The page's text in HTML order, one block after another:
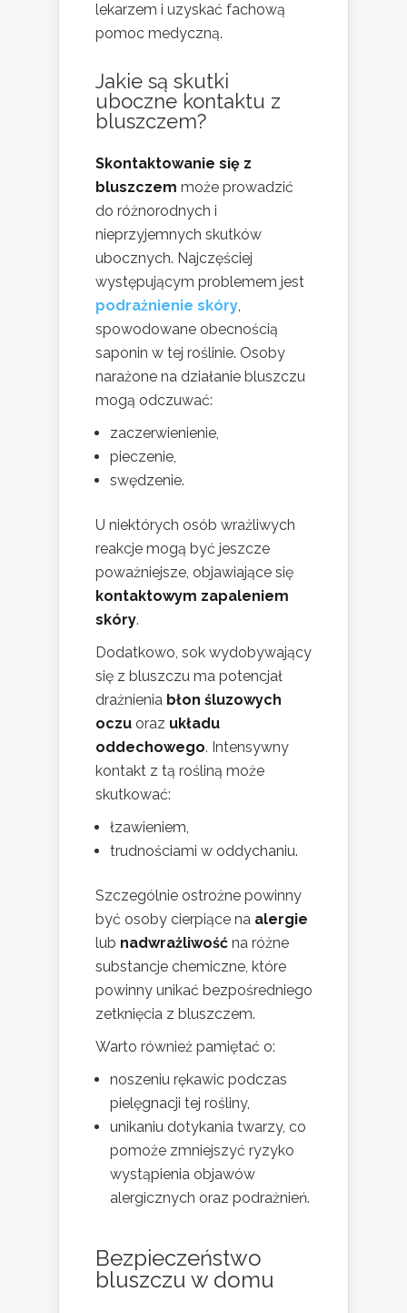
lekarzem i uzyskać fachową
pomoc medyczną.
Jakie są skutki
uboczne kontaktu z
bluszczem?
Skontaktowanie się z
bluszczem może prowadzić
do różnorodnych i
nieprzyjemnych skutków
ubocznych. Najczęściej
występującym problemem jest
podrażnienie skóry,
spowodowane obecnością
saponin w tej roślinie. Osoby
narażone na działanie bluszczu
mogą odczuwać:
zaczerwienienie,
pieczenie,
swędzenie.
U niektórych osób wrażliwych
reakcje mogą być jeszcze
poważniejsze, objawiające się
kontaktowym zapaleniem
skóry.
Dodatkowo, sok wydobywający
się z bluszczu ma potencjał
drażnienia błon śluzowych
oczu oraz układu
oddechowego. Intensywny
kontakt z tą rośliną może
skutkować:
łzawieniem,
trudnościami w oddychaniu.
Szczególnie ostrożne powinny
być osoby cierpiące na alergie
lub nadwrażliwość na różne
substancje chemiczne, które
powinny unikać bezpośredniego
zetknięcia z bluszczem.
Warto również pamiętać o:
noszeniu rękawic podczas
pielęgnacji tej rośliny,
unikaniu dotykania twarzy, co
pomoże zmniejszyć ryzyko
wystąpienia objawów
alergicznych oraz podrażnień.
Bezpieczeństwo
bluszczu w domu